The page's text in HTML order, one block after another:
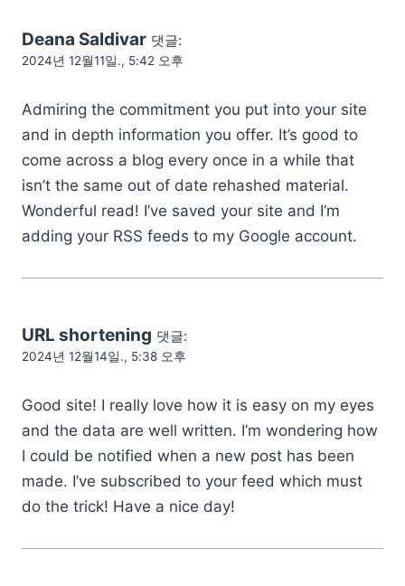
Deana Saldivar 댓글:
2024년 12월11일., 5:42 오후
Admiring the commitment you put into your site
and in depth information you offer. It’s good to
come across a blog every once in a while that
isn’t the same out of date rehashed material.
Wonderful read! I’ve saved your site and I’m
adding your RSS feeds to my Google account.
URL shortening 댓글:
2024년 12월14일., 5:38 오후
Good site! I really love how it is easy on my eyes
and the data are well written. I’m wondering how
I could be notified when a new post has been
made. I’ve subscribed to your feed which must
do the trick! Have a nice day!